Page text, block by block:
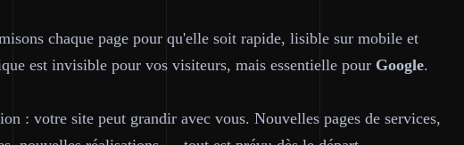
chaque page pour qu'elle soit rapide, lisible sur mobile et
est invisible pour vos visiteurs, mais essentielle pour Google.
: votre site peut grandir avec vous. Nouvelles pages de services,